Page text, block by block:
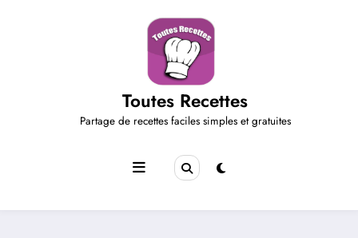
Toutes Recettes
Partage de recettes faciles simples et gratuites